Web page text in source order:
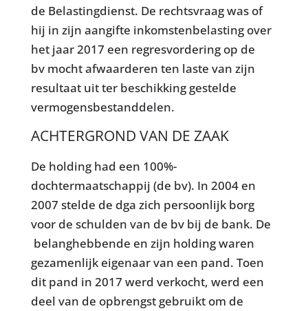
de Belastingdienst. De rechtsvraag was of
hij in zijn aangifte inkomstenbelasting over
het jaar 2017 een regresvordering op de
bv mocht afwaarderen ten laste van zijn
resultaat uit ter beschikking gestelde
vermogensbestanddelen.
ACHTERGROND VAN DE ZAAK
De holding had een 100%-
dochtermaatschappij (de bv). In 2004 en
2007 stelde de dga zich persoonlijk borg
voor de schulden van de bv bij de bank. De
belanghebbende en zijn holding waren
gezamenlijk eigenaar van een pand. Toen
dit pand in 2017 werd verkocht, werd een
deel van de opbrengst gebruikt om de